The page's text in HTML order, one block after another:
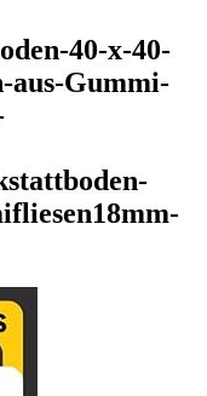
40-x-40-
aus-Gummi-